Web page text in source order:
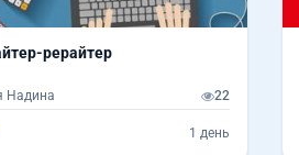
рерайтер
Надина 22
1 день